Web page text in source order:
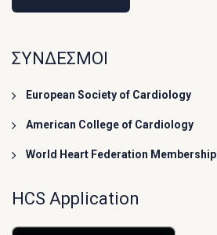
ΣΥΝΔΕΣΜΟΙ
European Society of Cardiology
American College of Cardiology
World Heart Federation Membership
HCS Application